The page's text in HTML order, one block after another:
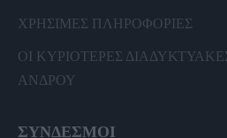
ΧΡΗΣΙΜΕΣ ΠΛΗΡΟΦΟΡΙΕΣ
ΟΙ ΚΥΡΙΟΤΕΡΕΣ
ΑΝΔΡΟΥ
ΣΥΝΔΕΣΜΟΙ